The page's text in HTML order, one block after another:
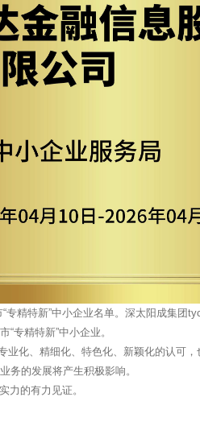
特新”中小企业名单。深太阳成集团
专精特新”中小企业。
化、精细化、特色化、新颖化的认可
务的发展将产生积极影响。
的有力见证。